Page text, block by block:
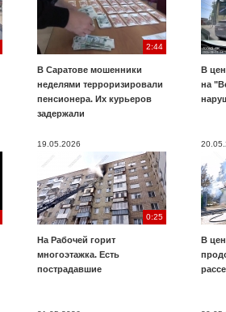
2:44
В Саратове мошенники
неделями терроризировали
пенсионера. Их курьеров
задержали
В
на
19.05.2026
0:25
На Рабочей горит
многоэтажка. Есть
пострадавшие
В